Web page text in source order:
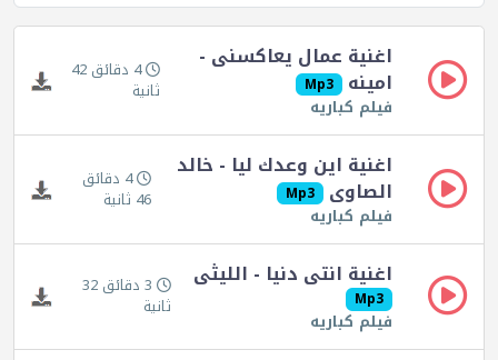
اغنية عمال يعاكسنى -
امينه Mp3
فيلم كباريه
4 دقائق 42
ثانية
اغنية اين وعدك ليا - خالد
الصاوى Mp3
فيلم كباريه
4 دقائق
46 ثانية
اغنية انتى دنيا - الليثى
Mp3
فيلم كباريه
3 دقائق 32
ثانية